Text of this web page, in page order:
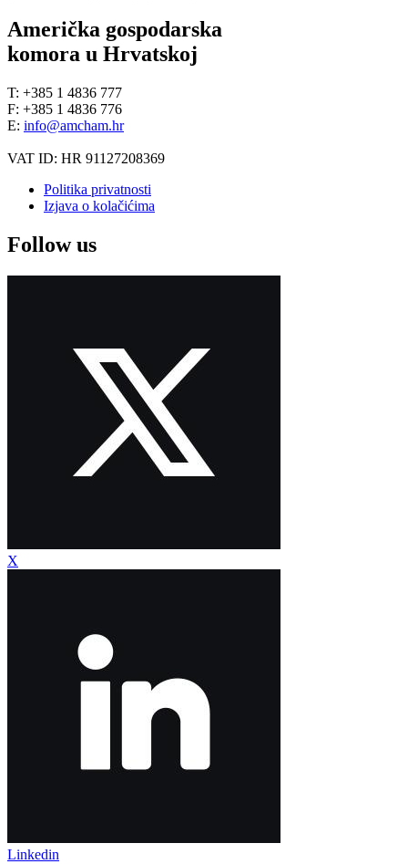
Američka gospodarska
komora u Hrvatskoj
T: +385 1 4836 777
F: +385 1 4836 776
E: info@amcham.hr
VAT ID: HR 91127208369
Politika privatnosti
Izjava o kolačićima
Follow us
X
Linkedin